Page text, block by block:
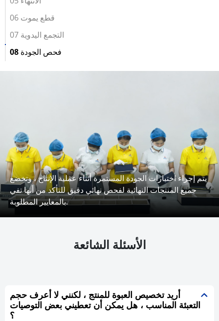
06 قطع يموت
07 التجمع اليدوية
08 فحص الجودة
يتم إجراء اختبارات الجودة المستمرة أثناء عملية الإنتاج ، وتخضع
جميع المنتجات النهائية لفحص نهائي دقيق للتأكد من أنها تفي
بالمعايير المطلوبة.
الأسئلة الشائعة
أريد تخصيص العبوة للمنتج ، لكنني لا أعرف حجم
التعبئة المناسب ، هل يمكن أن تعطيني بعض التوصيات
؟